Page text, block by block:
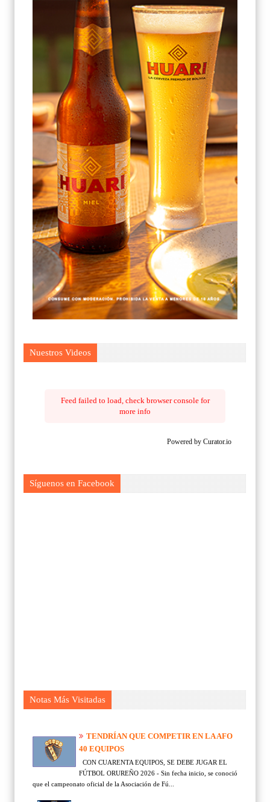
Nuestros Videos
Feed failed to load, check browser console for
more info
Powered by Curator.io
Síguenos en Facebook
Notas Más Visitadas
TENDRÍAN QUE COMPETIR EN LA AFO
40 EQUIPOS
CON CUARENTA EQUIPOS, SE DEBE JUGAR EL
FÚTBOL ORUREÑO 2026 - Sin fecha inicio, se conoció
que el campeonato oficial de la Asociación de Fú...